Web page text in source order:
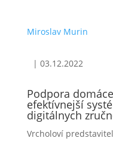
Miroslav Murin
| 03.12.2022
Podpora
efektívnejší
digitálnych
Vrcholoví